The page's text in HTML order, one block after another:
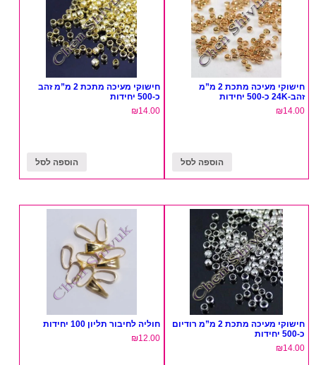
חישוקי מעיכה מתכת 2 מ”מ
זהב-24K כ-500 יחידות
₪14.00
הוספה לסל
חישוקי מעיכה מתכת 2 מ”מ זהב
כ-500 יחידות
₪14.00
הוספה לסל
חישוקי מעיכה מתכת 2 מ”מ רודיום
כ-500 יחידות
₪14.00
חוליה לחיבור תליון 100 יחידות
₪12.00